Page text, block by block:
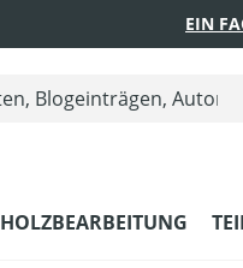
EIN
HOLZBEARBEITUNG